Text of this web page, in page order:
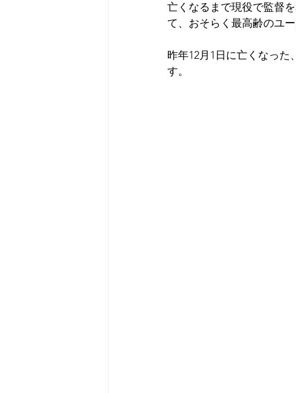
亡くなるまで現役で監督
て、おそらく最高齢のユ
昨年12月1日に亡くなった、
す。